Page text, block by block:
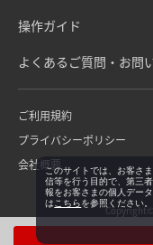
操作ガイド
よくあるご質問・お問
ご利用規約
プライバシーポリシー
会社概要このサイトでは、お客さ
信等を行う目的で、第三
報をお客さまの個人デー
は こちらを参照ください。